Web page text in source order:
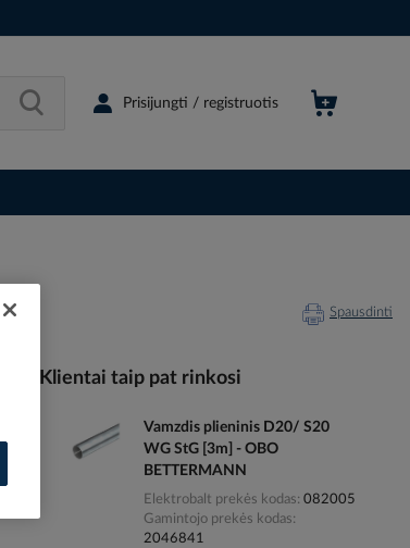
Prisijungti / registruotis
Spausdinti
Klientai taip pat rinkosi
Vamzdis plieninis D20/ S20
WG StG [3m] - OBO
BETTERMANN
Elektrobalt prekės kodas 082005
Gamintojo prekės kodas
2046841